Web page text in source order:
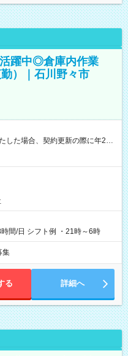
躍中◎倉庫内作業
）｜石川野々市
した場合、契約更新の際に年2回
別途支給 ※深夜割増賃金 (22:00～
間】試用期間
用形態、給与は本採用時と同じ
間/日 シフト例 ・21時～6時
集
る 詳細へ